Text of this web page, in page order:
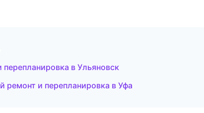
в Ульяновск
и перепланировка в Уфа